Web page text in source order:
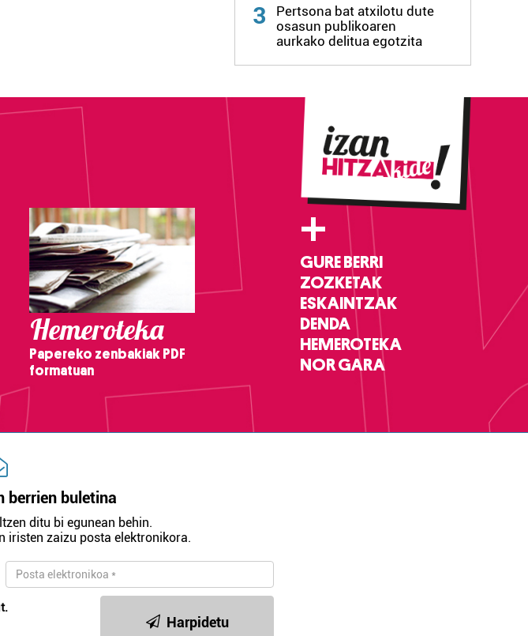
3
Pertsona bat atxilotu dute
osasun publikoaren
aurkako delitua egotzita
Hemeroteka
Papereko zenbakiak PDF
formatuan
+
GURE BERRI
ZOZKETAK
ESKAINTZAK
DENDA
HEMEROTEKA
NOR GARA
berrien buletina
ditu bi egunean behin.
iristen zaizu posta elektronikora.
Harpidetu